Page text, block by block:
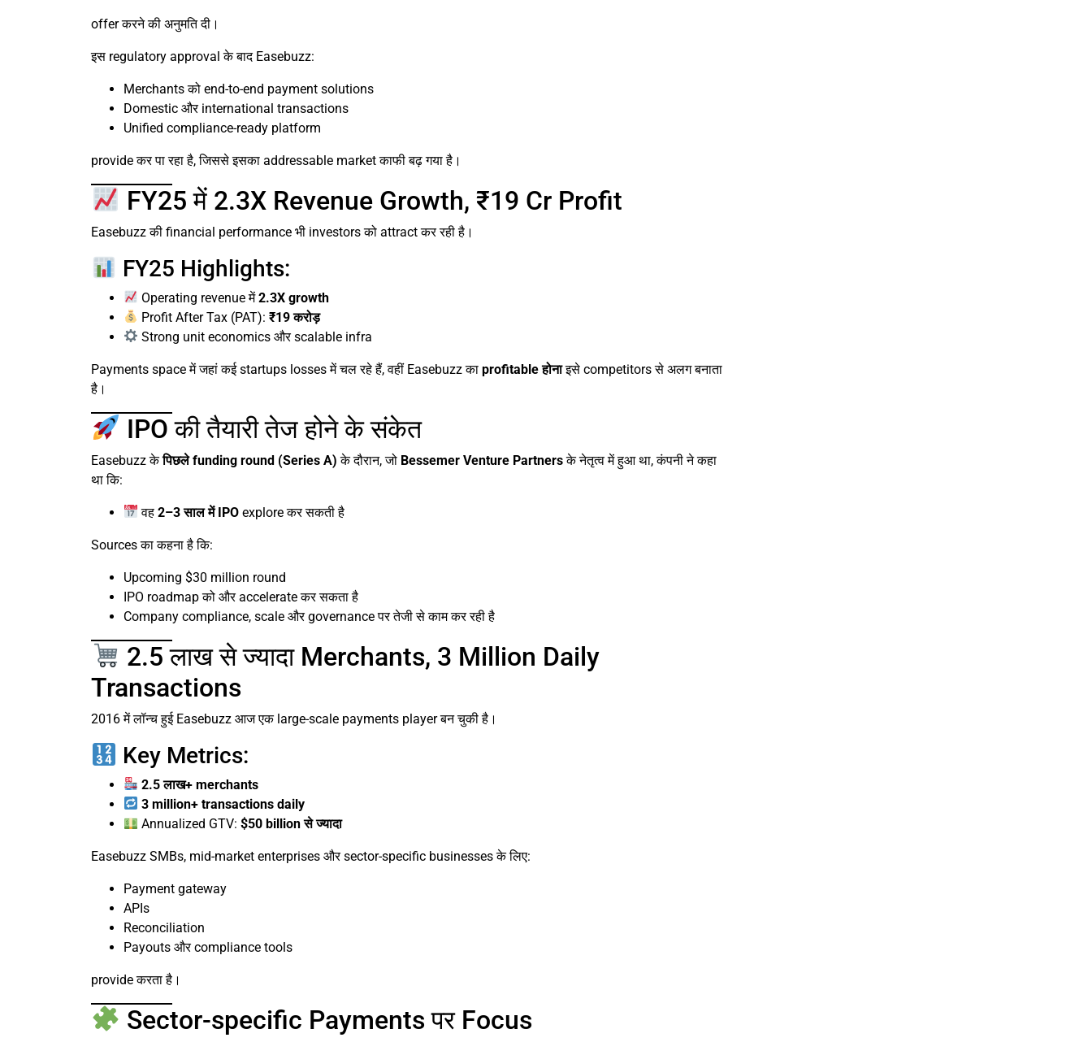
offer करने की अनुमति दी।
इस regulatory approval के बाद Easebuzz:
Merchants को end-to-end payment solutions
Domestic और international transactions
Unified compliance-ready platform
provide कर पा रहा है, जिससे इसका addressable market काफी बढ़ गया है।
FY25 में 2.3X Revenue Growth, ₹19 Cr Profit
Easebuzz की financial performance भी investors को attract कर रही है।
FY25 Highlights:
Operating revenue में2.3X growth
Profit After Tax (PAT):₹19 करोड़
Strong unit economics और scalable infra
Payments space में जहां कई startups losses में चल रहे हैं, वहीं Easebuzz का profitable होनाइसे competitors से अलग बनाता
है।
IPO की तैयारी तेज होने के संकेत
Easebuzz केपिछले funding round (Series A) के दौरान, जो Bessemer Venture Partnersके नेतृत्व में हुआ था, कंपनी ने कहा
था कि:
वह2–3 साल में IPO explore कर सकती है
Sources का कहना है कि:
Upcoming $30 million round
IPO roadmap को और accelerate कर सकता है
Company compliance, scale और governance पर तेजी से काम कर रही है
2.5 लाख से ज्यादा Merchants, 3 Million Daily
Transactions
2016 में लॉन्च हुई Easebuzz आज एक large-scale payments player बन चुकी है।
Key Metrics:
2.5 लाख+ merchants
3 million+ transactions daily
Annualized GTV:$50 billion से ज्यादा
Easebuzz SMBs, mid-market enterprises और sector-specific businesses के लिए:
Payment gateway
APIs
Reconciliation
Payouts और compliance tools
provide करता है।
Sector-specific Payments पर Focus